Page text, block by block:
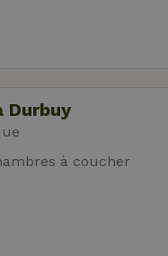
Durbuy
à coucher